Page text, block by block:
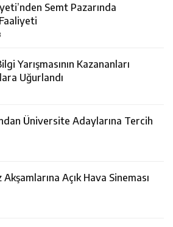
Semt Pazarında
Yarışmasının Kazananları
Uğurlandı
Üniversite Adaylarına Tercih
Akşamlarına Açık Hava Sineması